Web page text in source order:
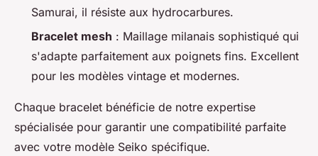
Samurai, il résiste aux hydrocarbures.
Bracelet mesh : Maillage milanais sophistiqué qui
s'adapte parfaitement aux poignets fins. Excellent
pour les modèles vintage et modernes.
Chaque bracelet bénéficie de notre expertise
spécialisée pour garantir une compatibilité parfaite
avec votre modèle Seiko spécifique.